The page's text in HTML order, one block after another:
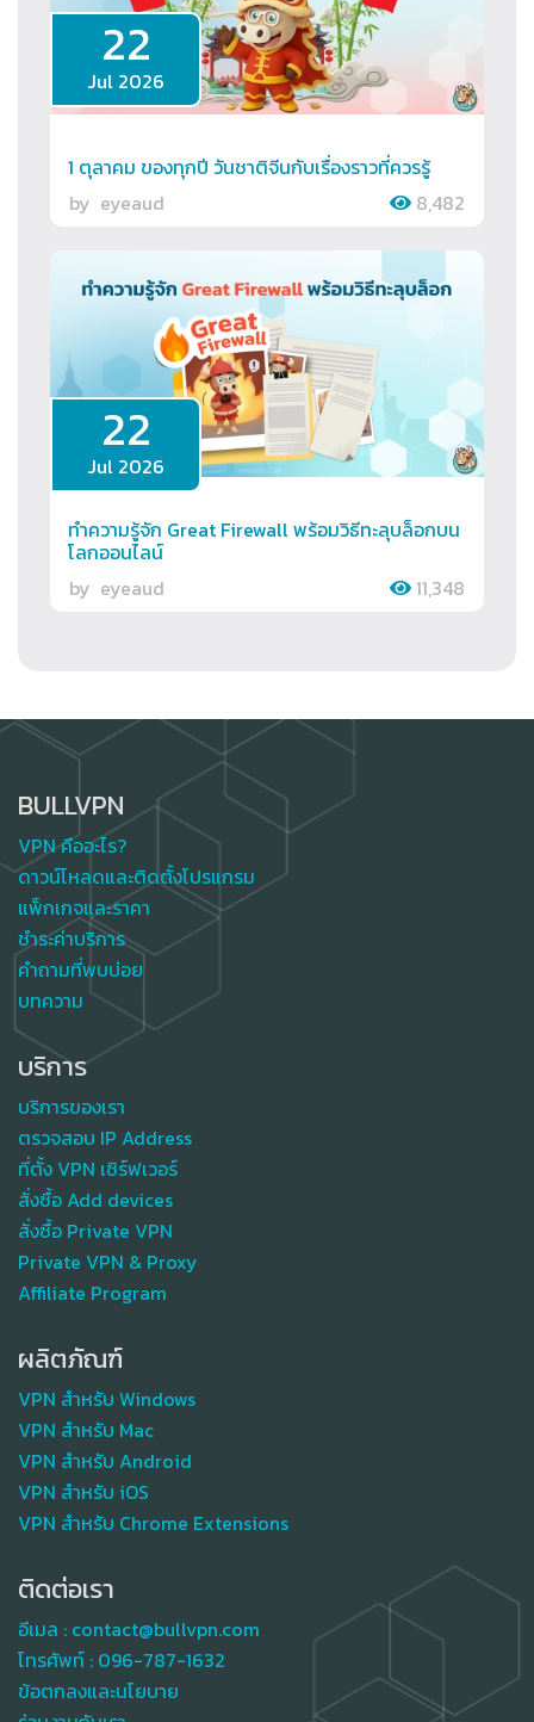
22
Jul 2026
1 ตุลาคม ของทุกปี วันชาติจีนกับเรื่องราวที่ควรรู้
by eyeaud 8,482
22
Jul 2026
ทำความรู้จัก Great Firewall พร้อมวิธีทะลุบล็อกบน
โลกออนไลน์
by eyeaud 11,348
BULLVPN
VPN คืออะไร?
ดาวน์โหลดและติดตั้งโปรแกรม
แพ็กเกจและราคา
ชำระค่าบริการ
คำถามที่พบบ่อย
บทความ
บริการ
บริการของเรา
ตรวจสอบ IP Address
ที่ตั้ง VPN เซิร์ฟเวอร์
สั่งซื้อ Add devices
สั่งซื้อ Private VPN
Private VPN & Proxy
Affiliate Program
ผลิตภัณฑ์
VPN สำหรับ Windows
VPN สำหรับ Mac
VPN สำหรับ Android
VPN สำหรับ iOS
VPN สำหรับ Chrome Extensions
ติดต่อเรา
อีเมล : contact@bullvpn.com
โทรศัพท์ : 096-787-1632
ข้อตกลงและนโยบาย